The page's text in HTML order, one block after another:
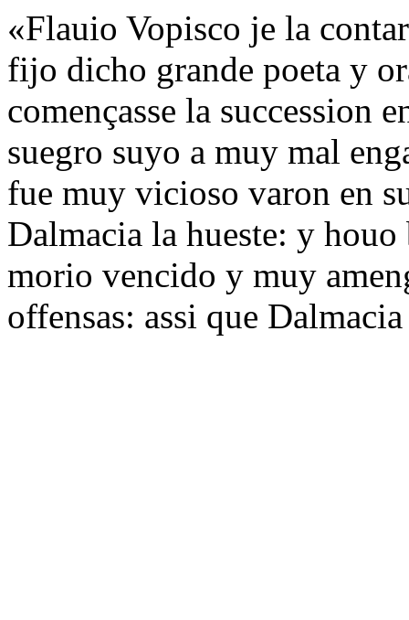
«Flauio Vopisco je la
fijo dicho grande poeta y
començasse la succession
suegro suyo a muy mal
fue muy vicioso varon en
Dalmacia la hueste: y
morio vencido y muy
offensas: assi que